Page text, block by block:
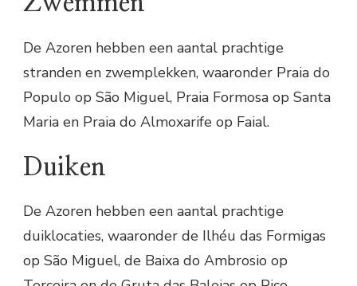
De Azoren hebben een aantal prachtige
stranden en zwemplekken, waaronder Praia do
Populo op São Miguel, Praia Formosa op Santa
Maria en Praia do Almoxarife op Faial.
Duiken
De Azoren hebben een aantal prachtige
duiklocaties, waaronder de Ilhéu das Formigas
op São Miguel, de Baixa do Ambrosio op